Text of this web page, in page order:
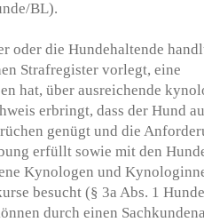
BL).
oder die Hundehaltende
Strafregister vorlegt, eine
hat, über ausreichende
erbringt, dass der Hund
genügt und die
erfüllt sowie mit den
Kynologen und
besucht (§ 3a Abs. 1
durch einen